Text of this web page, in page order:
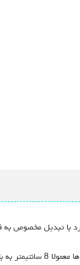
با تبدیل مخصوص به
همچنین مسیرتامین هوا به دو دریچه که معمولا بالای پکیج و در اطراف دریچه مرکزی قرار دارد متصل میشود. با توجه به دستورالعمل